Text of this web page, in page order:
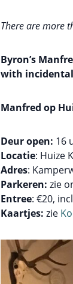
There are more
Byron’s
with incidental
Manfred op
Deur open: 16
Locatie: Huize
Adres:
Parkeren: zie
Entree: €20,
Kaartjes: zie